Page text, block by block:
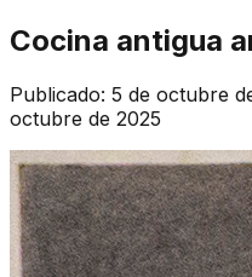
Cocina antigua
Publicado: 5 de octubre
octubre de 2025